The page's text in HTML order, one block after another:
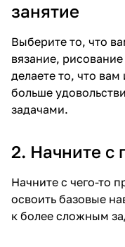
занятие
Выберите то, что
вязание,
делаете то, что
больше
задачами.
2. Начните с
Начните с чего-то
освоить базовые
к более сложным